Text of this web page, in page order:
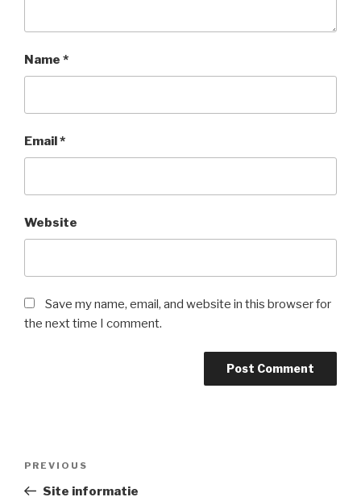
Name *
Email*
Website
Save my name, email, and website in this browser for
the next time I comment.
Previous
Post
PREVIOUS
Site informatie